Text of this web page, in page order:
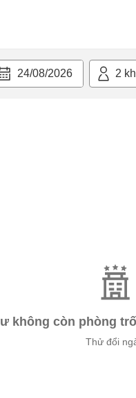
24/08/2026 2
không còn phòng
Thử đổi